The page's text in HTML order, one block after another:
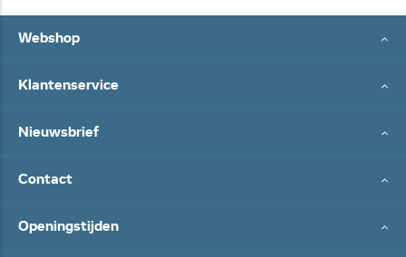
Webshop
Klantenservice
Nieuwsbrief
Contact
Openingstijden